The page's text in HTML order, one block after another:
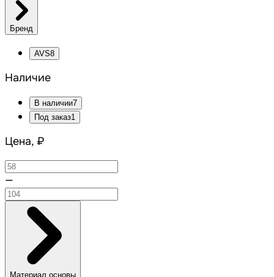
Бренд
AVS8
Наличие
В наличии7
Под заказ1
Цена, ₽
—
Материал основы